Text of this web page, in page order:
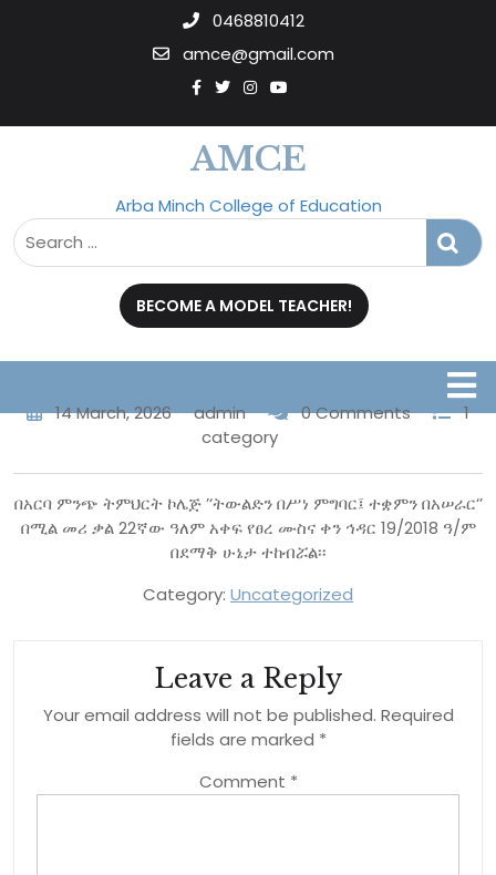
0468810412
amce@gmail.com
AMCE
Arba Minch College of Education
BECOME A MODEL TEACHER!
14 March, 2026 admin 0 Comments
1
category
በአርባ ምንጭ ትምህርት ኮሌጅ ’‘ትውልድን በሥነ ምግባር፤ ተቋምን በአሠራር‘’
በሚል መሪ ቃል 22ኛው ዓለም አቀፍ የፀረ ሙስና ቀን ኅዳር 19/2018 ዓ/ም
በደማቅ ሁኔታ ተከብሯል፡፡
Category: Uncategorized
Leave a Reply
Your email address will not be published. Required
fields are marked *
Comment *